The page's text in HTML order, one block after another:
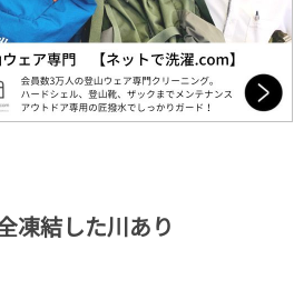
結した川あり